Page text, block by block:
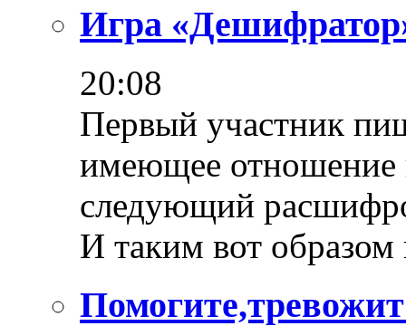
Игра
20:08
Первый участник
имеющее отношение
следующий
И таким вот